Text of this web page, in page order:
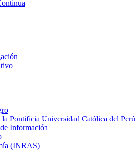
Pontificia Universidad Católica del Perú
Información
(INRAS)